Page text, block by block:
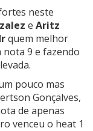
neste
e Aritz
quem melhor
nota 9 e fazendo
pouco mas
Gonçalves,
de apenas
venceu o heat 1